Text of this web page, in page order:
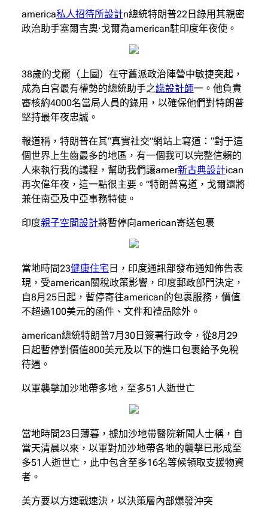
america私人招待所設計n總統特朗普22日錄用其親密
政治助手塞爾吉奧·戈爾為american駐印度年夜使。
38歲的戈爾（上圖）在守舊派政治陣營中敏捷突起，
成為白宮最有權勢的總統助手之綠設計師一。他負責
審核約4000名當局人員的錄用，以確保他們對特朗普
堅持最年夜忠誠。
報道稱，特朗普在其“真實社交”網站上寫道：“對于這
個世界上生齒最多的地區，有一個我可以完整信賴的
人來執行我的議程，幫助我們讓amer新古典設計ican
再次偉年夜，這一點很主要。”特朗普寫道，戈爾還將
兼任南亞及中亞事務特使。
印度親子空間設計將暫停向american寄送包裹
當地時間23健康住宅 日，印度通訊部發布通知佈告表
現，受american關稅政策影響，印度郵政部門決定，
自8月25日起，暫停寄往american的包裹服務，價值
不超過100美元的函件、文件和禮品除外。
american總統特朗普7月30日簽署行政令，從8月29
日起暫停對價值800美元及以下的進口包裹給予免稅
待遇。
以軍襲擊加沙地帶多地，至多51人逝世亡
當地時間23日薄暮，據加沙地帶醫院新聞人士稱，自
當天清晨以來，以軍對加沙地帶各地的襲擊已形成至
多51人逝世亡，此中包含至多16名等候領取支援物資
者。
美方要以方速戰速決，以決策層內部爆發沖突